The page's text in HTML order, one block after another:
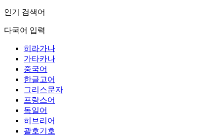
인기 검색어
다국어 입력
히라가나
가타카나
중국어
한글고어
그리스문자
프랑스어
독일어
히브리어
괄호기호